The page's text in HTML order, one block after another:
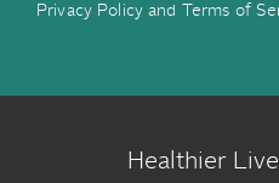
Privacy Policyand Terms of
Healthier